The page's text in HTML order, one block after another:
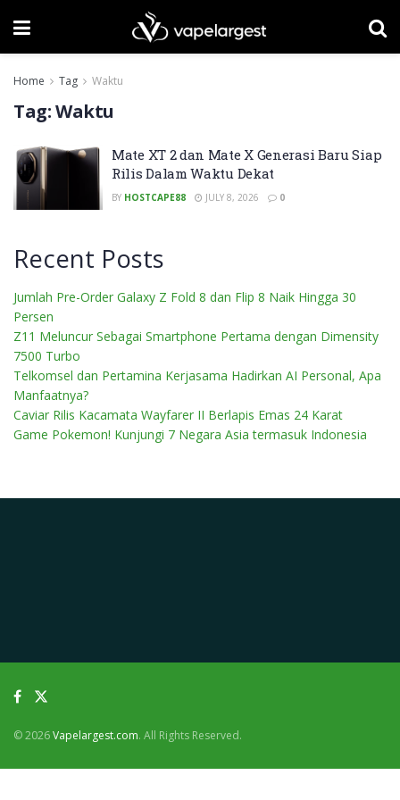
Home Tag Waktu
Tag:Waktu
Mate XT 2 dan Mate X Generasi Baru Siap
Rilis Dalam Waktu Dekat
BY HOSTCAPE88 JULY 8, 2026 0
Recent Posts
Jumlah Pre-Order Galaxy Z Fold 8 dan Flip 8 Naik Hingga 30
Persen
Z11 Meluncur Sebagai Smartphone Pertama dengan Dimensity
7500 Turbo
Telkomsel dan Pertamina Kerjasama Hadirkan AI Personal, Apa
Manfaatnya?
Caviar Rilis Kacamata Wayfarer II Berlapis Emas 24 Karat
Game Pokemon! Kunjungi 7 Negara Asia termasuk Indonesia
© 2026Vapelargest.com. All Rights Reserved.